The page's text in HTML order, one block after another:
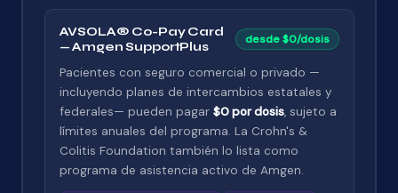
AVSOLA® Co-Pay Card
— Amgen SupportPlus
desde $0/dosis
Pacientes con seguro comercial o privado —
incluyendo planes de intercambios estatales y
federales— pueden pagar $0 por dosis, sujeto a
límites anuales del programa. La Crohn's &
Colitis Foundation también lo lista como
programa de asistencia activo de Amgen.